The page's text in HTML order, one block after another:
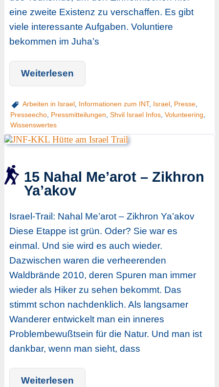
eine zweite Existenz zu verschaffen. Es gibt
viele interessante Aufgaben. Voluntiere
bekommen im Juha’s
Weiterlesen
Arbeiten in Israel, Informationen zum INT, Israel, Presse,
Presseecho, Pressmitteilungen Shvil Israel Infos, Volunteering
Wissenswertes
15 Nahal Me’arot – Zikhron
Ya’akov
Israel-Trail: Nahal Me’arot – Zikhron Ya’akov
Diese Etappe ist grün. Oder? Sie war es
einmal. Und sie wird es auch wieder.
Dazwischen waren die verheerenden
Waldbrände 2010, deren Spuren man immer
wieder als Hiker zu sehen bekommt. Das
stimmt schon nachdenklich. Als langsamer
Wanderer entwickelt man ein inneres
Problembewußtsein für die Natur. Und man ist
dankbar, wenn man sieht, dass
Weiterlesen